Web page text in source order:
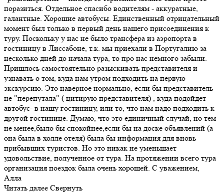
поразиться. Отдельное спасибо водителям - аккуратные,
галантные. Хорошие автобусы. Единственный отрицательный
момент был только в первый день нашего присоединения к
туру. Поскольку у нас не было трансфера из аэропорта в
гостиницу в Лиссабоне, т.к. мы приехали в Португалию за
несколько дней до начала тура, то про нас немного забыли.
Пришлось самостоятельно разыскивать представителя и
узнавать о том, куда нам утром подходить на первую
экскурсию. Это наверное нормально, если бы представитель
не "перепутала" ( цитирую представителя) , куда подойдет
автобус- в нашу гостиницу, или то, что нам надо подходить к
другой гостинице. Думаю, что это единичный случай, но тем
не менее,было бы спокойнее,если бы на доске объявлений (а
она была в холле отеля) была бы информация для вновь
прибывших туристов. Но это никак не уменьшает
удовольствие, полученное от тура. На протяжении всего тура
организация поездок была очень хорошей. С уважением,
Алла
Читать далее Свернуть